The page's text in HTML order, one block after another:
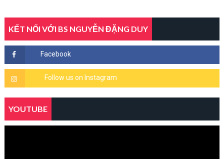
KẾT NỐI VỚI BS NGUYỄN ĐẶNG DUY
YOUTUBE